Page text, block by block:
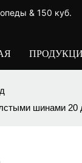
& 150 куб.
шинами